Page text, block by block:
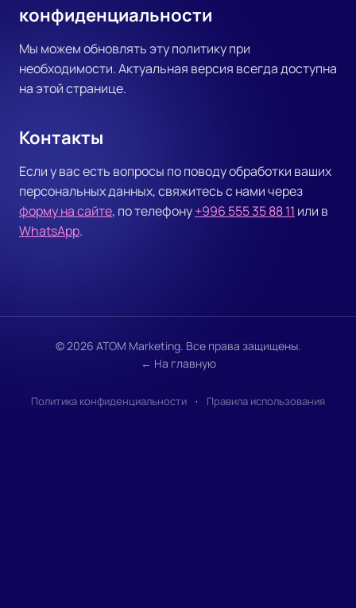
конфиденциальности
Мы можем обновлять эту политику при
необходимости. Актуальная версия всегда доступна
на этой странице.
Контакты
Если у вас есть вопросы по поводу обработки ваших
персональных данных, свяжитесь с нами через
форму на сайте, по телефону+996 555 35 88 11 или в
WhatsApp.
© 2026 ATOM Marketing. Все права защищены.
← На главную
Политика конфиденциальности · Правила использования